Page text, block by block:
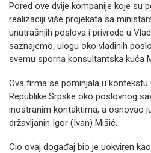
Pored ove dvije kompanije koje su
realizaciji više projekata sa
unutrašnjih poslova i privrede u
saznajemo, ulogu oko vladinih
svemu sporna konsultantska kuća
Ova firma se pominjala u
Republike Srpske oko poslovnog
inostranim kontaktima, a osnovao
državljanin Igor (Ivan) Mišić.
Cio ovaj događaj bio je uokviren